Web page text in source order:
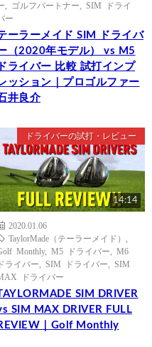
ゴルフパートナー
SIM ドライ
ー
ーラーメイド SIM ドライバ
（2020年モデル） vs M5
ドライバー 比較 試打インプ
ッション｜プロゴルファー
井良介
ドライバーの試打・レビュー
14:14
2020.01.06
TaylorMade（テーラーメイド）
Monthly, M5 ドライバー
M6
ドライバー
SIM ドライバー
SIM
ドライバー
SIM DRIVER
SIM MAX DRIVER FULL
｜Golf Monthly